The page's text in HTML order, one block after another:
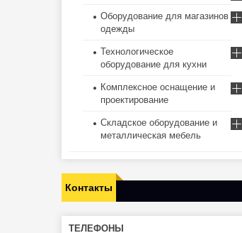
Оборудование для магазинов
одежды
Технологическое
оборудование для кухни
Комплексное оснащение и
проектирование
Складское оборудование и
металлическая мебель
Контакты